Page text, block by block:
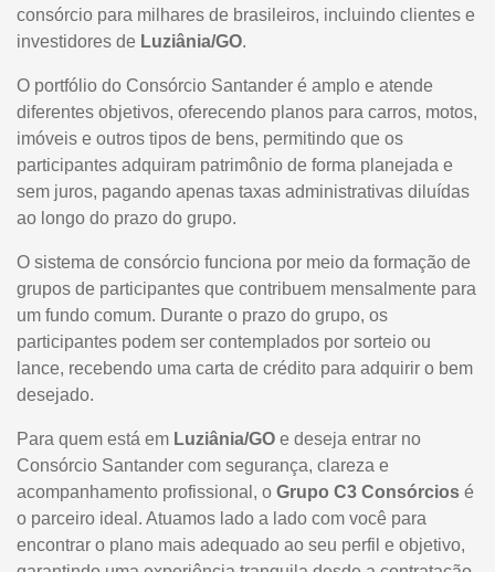
consórcio para milhares de brasileiros, incluindo clientes e
investidores de Luziânia/GO.
O portfólio do Consórcio Santander é amplo e atende
diferentes objetivos, oferecendo planos para carros, motos,
imóveis e outros tipos de bens, permitindo que os
participantes adquiram patrimônio de forma planejada e
sem juros, pagando apenas taxas administrativas diluídas
ao longo do prazo do grupo.
O sistema de consórcio funciona por meio da formação de
grupos de participantes que contribuem mensalmente para
um fundo comum. Durante o prazo do grupo, os
participantes podem ser contemplados por sorteio ou
lance, recebendo uma carta de crédito para adquirir o bem
desejado.
Para quem está em Luziânia/GO e deseja entrar no
Consórcio Santander com segurança, clareza e
acompanhamento profissional, o Grupo C3 Consórcios é
o parceiro ideal. Atuamos lado a lado com você para
encontrar o plano mais adequado ao seu perfil e objetivo,